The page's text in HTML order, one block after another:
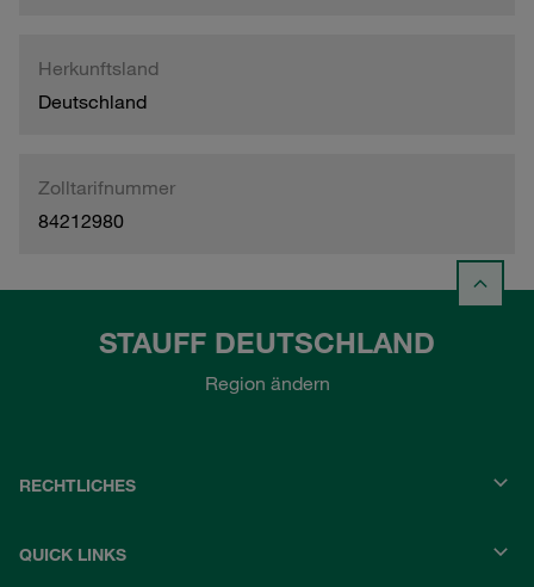
Herkunftsland
Deutschland
Zolltarifnummer
84212980
STAUFF DEUTSCHLAND
Region ändern
RECHTLICHES
QUICK LINKS